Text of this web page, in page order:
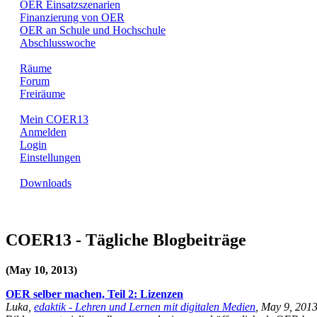
OER Einsatzszenarien
Finanzierung von OER
OER an Schule und Hochschule
Abschlusswoche
Räume
Forum
Freiräume
Mein COER13
Anmelden
Login
Einstellungen
Downloads
COER13 - Tägliche Blogbeiträge
(May 10, 2013)
OER selber machen, Teil 2: Lizenzen
Luka, edaktik - Lehren und Lernen mit digitalen Medien , May 9, 2013